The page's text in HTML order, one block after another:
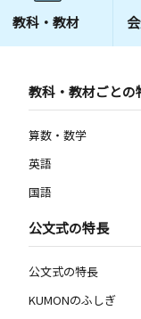
教科・教材
教科・教材ごとの
算数・数学
英語
国語
公文式の特長
公文式の特長
KUMONのふしぎ